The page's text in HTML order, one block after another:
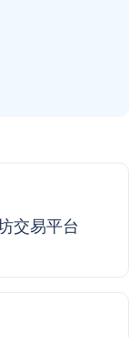
交易平台